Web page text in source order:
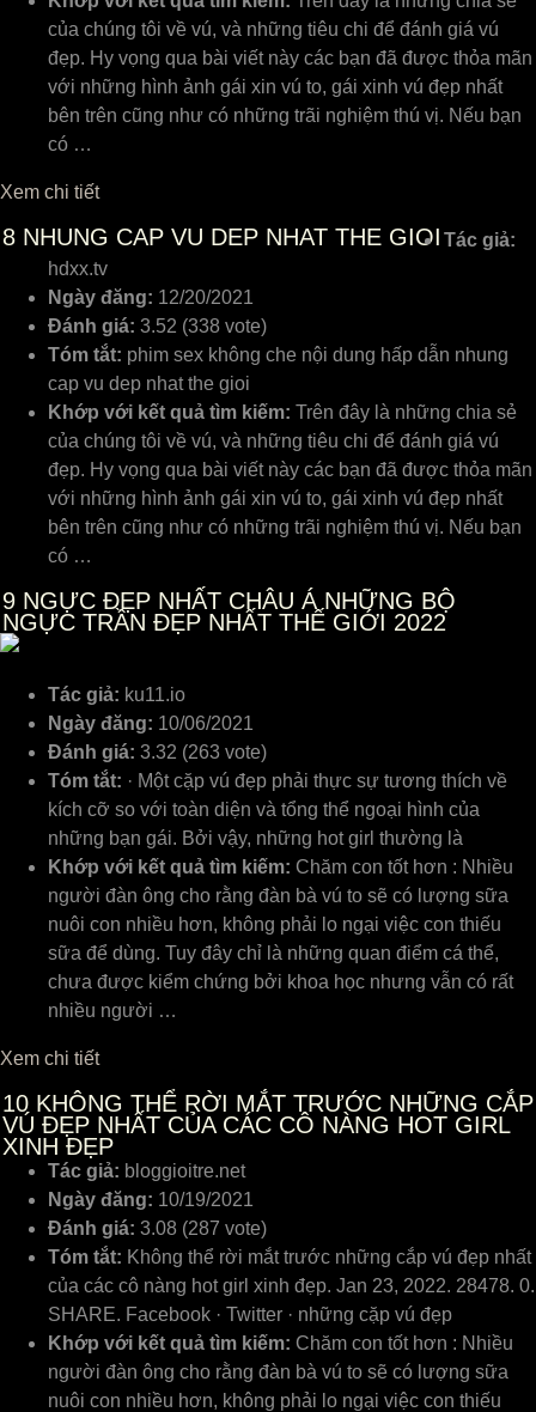
của chúng tôi về vú, và những tiêu chi để đánh giá vú
đẹp. Hy vọng qua bài viết này các bạn đã được thỏa mãn
với những hình ảnh gái xin vú to, gái xinh vú đẹp nhất
bên trên cũng như có những trãi nghiệm thú vị. Nếu bạn
có …
Xem chi tiết
8 NHUNG CAP VU DEP NHAT THE GIOI Tác giả:
hdxx.tv
Ngày đăng: 12/20/2021
Đánh giá: 3.52 (338 vote)
Tóm tắt: phim sex không che nội dung hấp dẫn nhung
cap vu dep nhat the gioi
Khớp với kết quả tìm kiếm: Trên đây là những chia sẻ
của chúng tôi về vú, và những tiêu chi để đánh giá vú
đẹp. Hy vọng qua bài viết này các bạn đã được thỏa mãn
với những hình ảnh gái xin vú to, gái xinh vú đẹp nhất
bên trên cũng như có những trãi nghiệm thú vị. Nếu bạn
có …
9 NGỰC ĐẸP NHẤT CHÂU Á NHỮNG BỘ
NGỰC TRẦN ĐẸP NHẤT THẾ GIỚI 2022
Tác giả: ku11.io
Ngày đăng: 10/06/2021
Đánh giá: 3.32 (263 vote)
Tóm tắt: · Một cặp vú đẹp phải thực sự tương thích về
kích cỡ so với toàn diện và tổng thể ngoại hình của
những bạn gái. Bởi vậy, những hot girl thường là
Khớp với kết quả tìm kiếm: Chăm con tốt hơn : Nhiều
người đàn ông cho rằng đàn bà vú to sẽ có lượng sữa
nuôi con nhiều hơn, không phải lo ngại việc con thiếu
sữa để dùng. Tuy đây chỉ là những quan điểm cá thể,
chưa được kiểm chứng bởi khoa học nhưng vẫn có rất
nhiều người …
Xem chi tiết
10 KHÔNG THỂ RỜI MẮT TRƯỚC NHỮNG CẮP
VÚ ĐẸP NHẤT CỦA CÁC CÔ NÀNG HOT GIRL
XINH ĐẸP
Tác giả: bloggioitre.net
Ngày đăng: 10/19/2021
Đánh giá: 3.08 (287 vote)
Tóm tắt: Không thể rời mắt trước những cắp vú đẹp nhất
của các cô nàng hot girl xinh đẹp. Jan 23, 2022. 28478. 0.
SHARE. Facebook · Twitter · những cặp vú đẹp
Khớp với kết quả tìm kiếm: Chăm con tốt hơn : Nhiều
người đàn ông cho rằng đàn bà vú to sẽ có lượng sữa
nuôi con nhiều hơn, không phải lo ngại việc con thiếu